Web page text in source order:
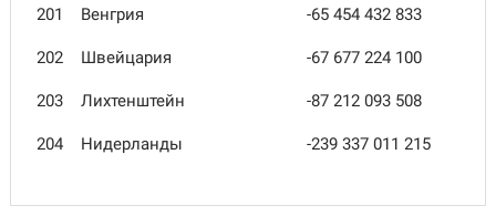
201 Венгрия -65 454 432 833
202 Швейцария -67 677 224 100
203 Лихтенштейн -87 212 093 508
204 Нидерланды -239 337 011 215